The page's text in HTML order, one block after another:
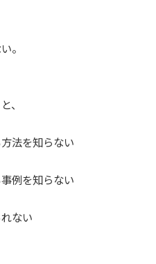
。
、
法を知らない
例を知らない
ない